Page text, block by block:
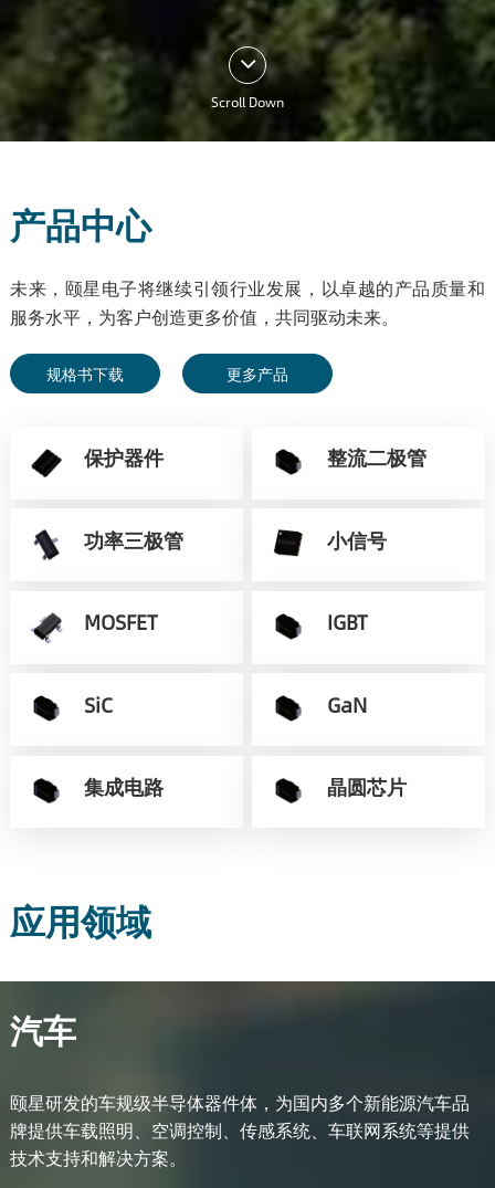
Scroll Down
产品中心
未来，颐星电子将继续引领行业发展，以卓越的产品质量和
服务水平，为客户创造更多价值，共同驱动未来。
规格书下载 更多产品
保护器件 整流二极管
功率三极管 小信号
MOSFET IGBT
SiC GaN
集成电路 晶圆芯片
应用领域
汽车
颐星研发的车规级半导体器件体，为国内多个新能源汽车品
牌提供车载照明、空调控制、传感系统、车联网系统等提供
技术支持和解决方案。